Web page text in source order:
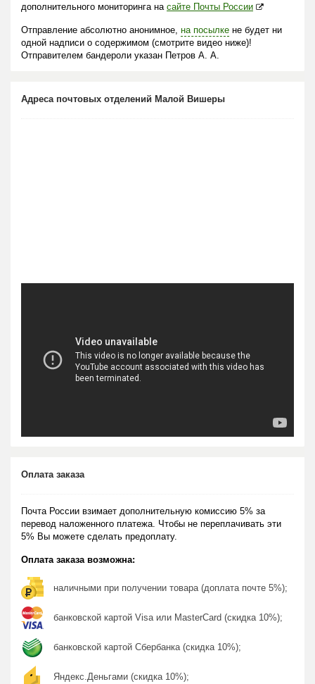
дополнительного мониторинга на сайте Почты России
Отправление абсолютно анонимное, на посылке не будет ни
одной надписи о содержимом (смотрите видео ниже)!
Отправителем бандероли указан Петров А. А.
Адреса почтовых отделений Малой Вишеры
Оплата заказа
Почта России взимает дополнительную комиссию 5% за
перевод наложенного платежа. Чтобы не переплачивать эти
5% Вы можете сделать предоплату.
Оплата заказа возможна:
наличными при получении товара (доплата почте 5%);
банковской картой Visa или MasterCard (скидка 10%);
банковской картой Сбербанка (скидка 10%);
Яндекс.Деньгами (скидка 10%);